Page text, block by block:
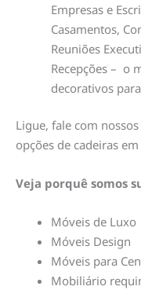
Empresas e
Casamentos,
Reuniões
Recepções – o
decorativos
Ligue, fale com
opções de cadeiras
Veja porquê somos
Móveis de Luxo
Móveis Design
Móveis para
Mobiliário